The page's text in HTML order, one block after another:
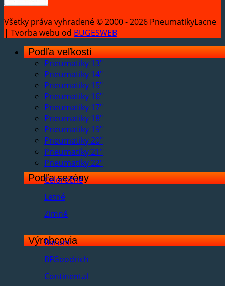
Všetky práva vyhradené © 2000 - 2026 PneumatikyLacne
| Tvorba webu od BUGESWEB
Podľa veľkosti
Pneumatiky 13"
Pneumatiky 14"
Pneumatiky 15"
Pneumatiky 16"
Pneumatiky 17"
Pneumatiky 18"
Pneumatiky 19"
Pneumatiky 20"
Pneumatiky 21"
Pneumatiky 22"
Podľa sezóny
Celoročné
Letné
Zimné
Výrobcovia
Barum
BFGoodrich
Continental